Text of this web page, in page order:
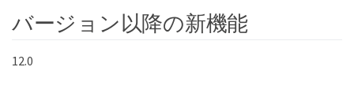
バージョン以降の新機能
12.0